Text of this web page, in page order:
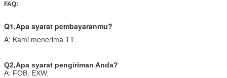
FAQ:
Q1,Apa syarat pembayaranmu?
A: Kami menerima TT.
Q2,Apa syarat pengiriman Anda?
A: FOB, EXW.